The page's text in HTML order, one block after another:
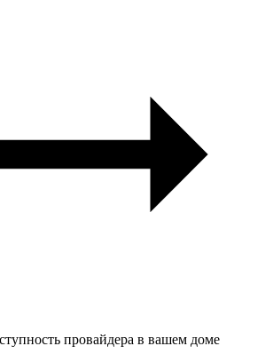
провайдера в вашем доме